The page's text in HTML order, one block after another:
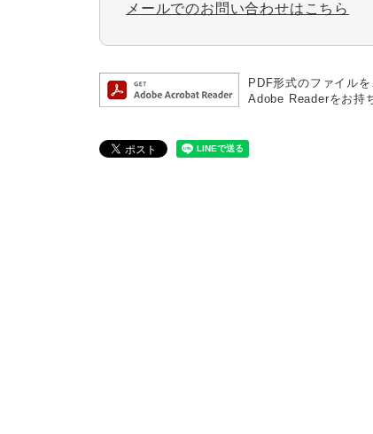
メールでのお問い合わせはこちら
PDF形式のファイル
Adobe Readerをお持